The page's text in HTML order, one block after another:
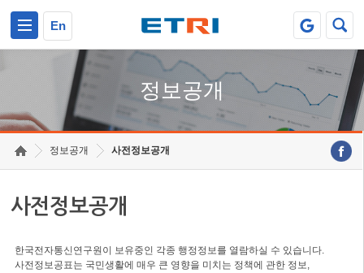
En
정보공개
정보공개 사전정보공개
사전정보공개
한국전자통신연구원이 보유중인 각종 행정정보를 열람하실 수 있습니다.
사전정보공표는 국민생활에 매우 큰 영향을 미치는 정책에 관한 정보,